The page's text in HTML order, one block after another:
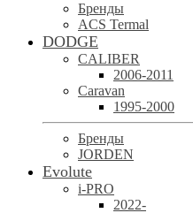
Бренды
ACS Termal
DODGE
CALIBER
2006-2011
Caravan
1995-2000
Бренды
JORDEN
Evolute
i-PRO
2022-